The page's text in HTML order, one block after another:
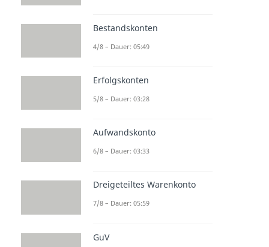
Bestandskonten
4/8 – Dauer: 05:49
Erfolgskonten
5/8 – Dauer: 03:28
Aufwandskonto
6/8 – Dauer: 03:33
Dreigeteiltes Warenkonto
7/8 – Dauer: 05:59
GuV